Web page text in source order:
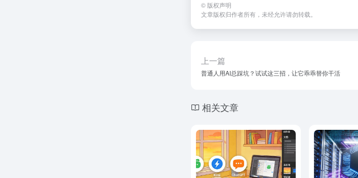
© 版权声明
文章版权归作者所有，未经允许请勿转载。
上一篇
普通人用AI总踩坑？试试这三招，让它乖乖替你干活
相关文章